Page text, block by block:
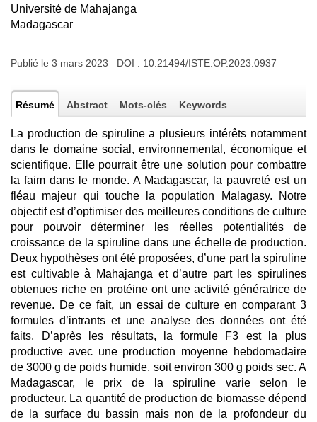
Université de Mahajanga
Madagascar
Publié le 3 mars 2023 DOI : 10.21494/ISTE.OP.2023.0937
Résumé Abstract Mots-clés Keywords
La production de spiruline a plusieurs intérêts notamment
dans le domaine social, environnemental, économique et
scientifique. Elle pourrait être une solution pour combattre
la faim dans le monde. A Madagascar, la pauvreté est un
fléau majeur qui touche la population Malagasy. Notre
objectif est d’optimiser des meilleures conditions de culture
pour pouvoir déterminer les réelles potentialités de
croissance de la spiruline dans une échelle de production.
Deux hypothèses ont été proposées, d’une part la spiruline
est cultivable à Mahajanga et d’autre part les spirulines
obtenues riche en protéine ont une activité génératrice de
revenue. De ce fait, un essai de culture en comparant 3
formules d’intrants et une analyse des données ont été
faits. D’après les résultats, la formule F3 est la plus
productive avec une production moyenne hebdomadaire
de 3000 g de poids humide, soit environ 300 g poids sec. A
Madagascar, le prix de la spiruline varie selon le
producteur. La quantité de production de biomasse dépend
de la surface du bassin mais non de la profondeur du